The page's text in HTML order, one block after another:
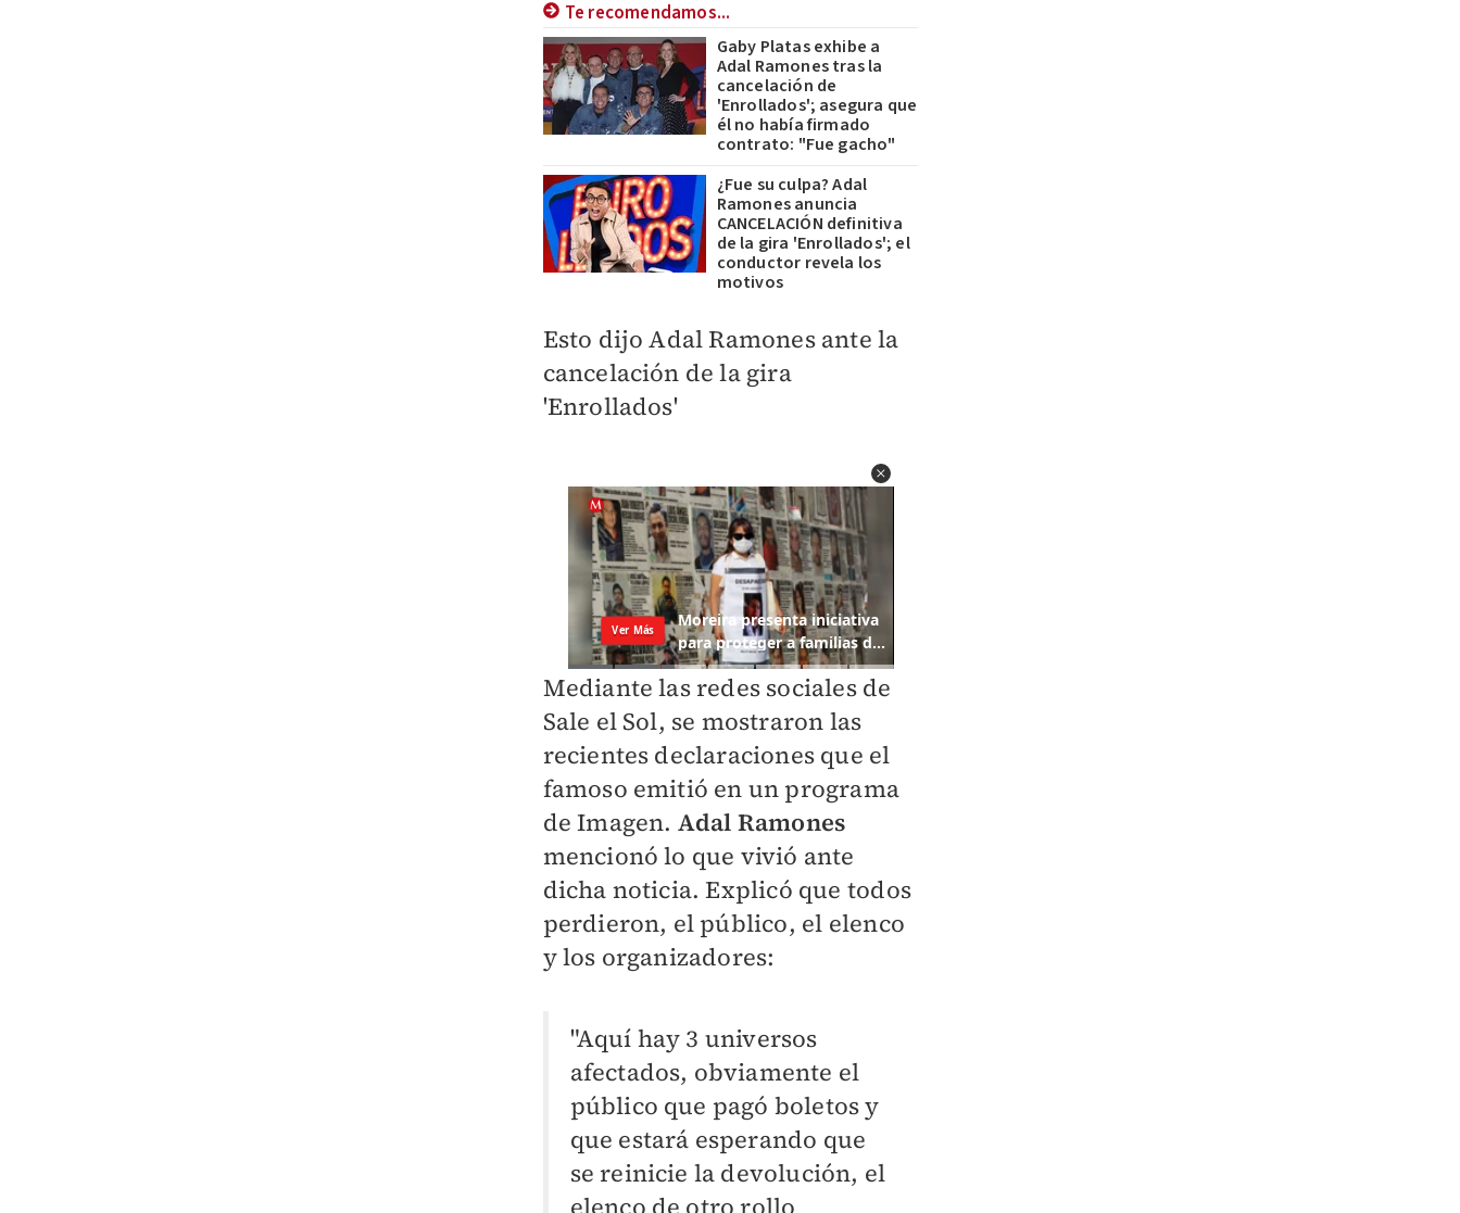
Te recomendamos...
Gaby Platas exhibe a
Adal Ramones tras la
cancelación de
'Enrollados'; asegura que
él no había firmado
contrato: "Fue gacho"
¿Fue su culpa? Adal
Ramones anuncia
CANCELACIÓN definitiva
de la gira 'Enrollados'; el
conductor revela los
motivos
Esto dijo Adal Ramones ante la
cancelación de la gira
'Enrollados'
Mediante las redes sociales de
Sale el Sol, se mostraron las
recientes declaraciones que el
famoso emitió en un programa
de Imagen. Adal Ramones
mencionó lo que vivió ante
dicha noticia. Explicó que todos
perdieron, el público, el elenco
y los organizadores:
"Aquí hay 3 universos
afectados, obviamente el
público que pagó boletos y
que estará esperando que
se reinicie la devolución, el